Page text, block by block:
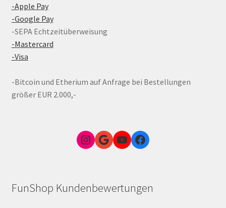
-Apple Pay
-Google Pay
-SEPA Echtzeitüberweisung
-Mastercard
-Visa
-Bitcoin und Etherium auf Anfrage bei Bestellungen
größer EUR 2.000,-
Instagram
Google Link zum FunShop WienYouTubeFacebook
FunShop Kundenbewertungen